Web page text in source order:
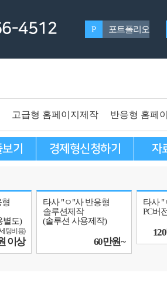
4512 P 포트폴리오
고급형 홈페이지제작 반응형 홈페
기 경제형신청하기 자
별도)
팅비용)
이상
타사 "ㅇ"사 반응형
솔루션제작
(솔루션 사용제작)
60만원~
타사 "
PC버